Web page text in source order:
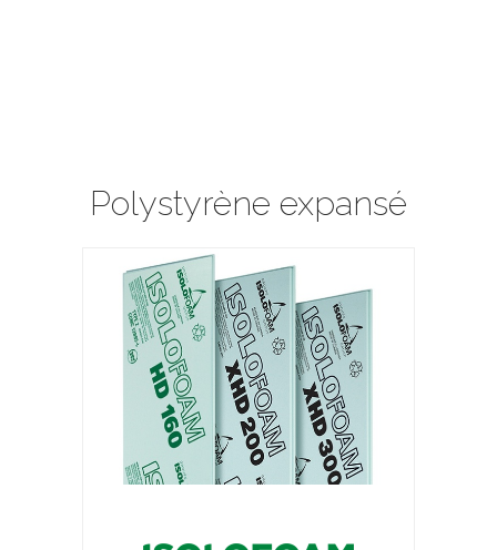
Polystyrène expansé